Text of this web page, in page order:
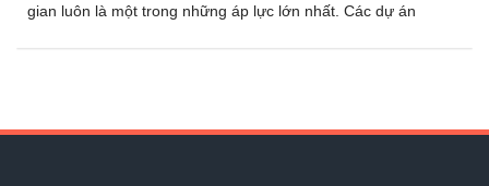
gian luôn là một trong những áp lực lớn nhất. Các dự án